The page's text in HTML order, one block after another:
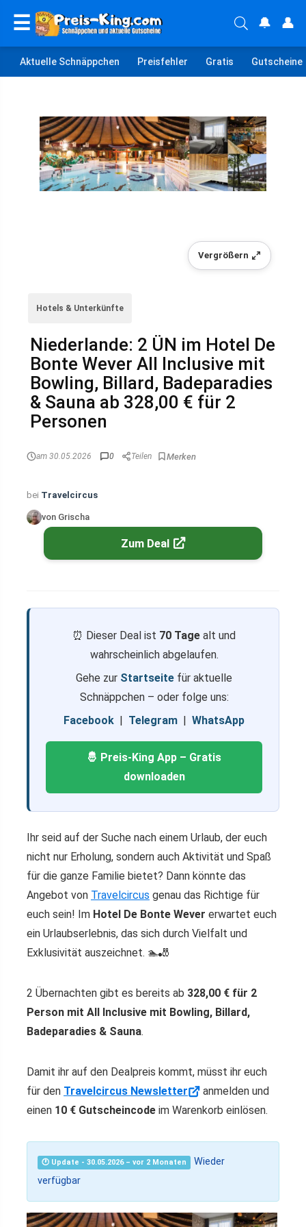
☰ 🔔 👤
Aktuelle Schnäppchen Preisfehler Gratis Gutscheine
Vergrößern
Hotels & Unterkünfte
Niederlande: 2 ÜN im Hotel De
Bonte Wever All Inclusive mit
Bowling, Billard, Badeparadies
& Sauna ab 328,00 € für 2
Personen
am 30.05.2026 0 Teilen
bei Travelcircus
von Grischa
Zum Deal
⏰ Dieser Deal ist 70 Tage alt und
wahrscheinlich abgelaufen.
Gehe zur Startseite für aktuelle
Schnäppchen – oder folge uns:
Facebook | Telegram | WhatsApp
🤴 Preis-King App – Gratis
downloaden
Ihr seid auf der Suche nach einem Urlaub, der euch
nicht nur Erholung, sondern auch Aktivität und Spaß
für die ganze Familie bietet? Dann könnte das
Angebot von Travelcircus genau das Richtige für
euch sein! Im Hotel De Bonte Wever erwartet euch
ein Urlaubserlebnis, das sich durch Vielfalt und
Exklusivität auszeichnet. 🏊🎳
2 Übernachten gibt es bereits ab 328,00 € für 2
Person mit All Inclusive mit Bowling, Billard,
Badeparadies & Sauna.
Damit ihr auf den Dealpreis kommt, müsst ihr euch
für den Travelcircus Newsletter
anmelden und
einen 10 € Gutscheincode im Warenkorb einlösen.
🕐 Update - 30.05.2026 – vor 2 Monaten
Wieder
verfügbar